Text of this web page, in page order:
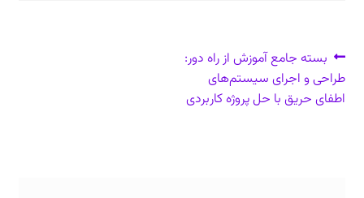
راهبری
نوشته
نوشتهٔ
قبلی:
بسته جامع آموزش از راه دور:
طراحی و اجرای سیستم‌های
اطفای حریق با حل پروژه کاربردی